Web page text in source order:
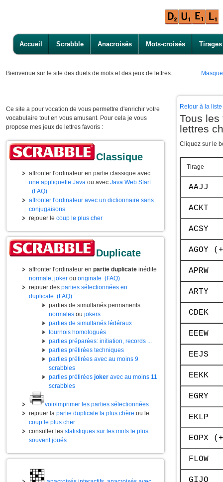
Accueil Scrabble Anacroisés Mots-croisés Tirages
Bienvenue sur le site des duels de mots et des jeux de lettres.
Ce site a pour vocation de vous permettre d'enrichir votre
vocabulaire tout en vous amusant. Pour cela je vous
propose mes jeux de lettres favoris :
Classique
affronter l'ordinateur en partie classique avec
une appliquette Java ou avec Java Web Start
(FAQ)
affronter l'ordinateur avec un dictionnaire sans
conjugaisons
rejouer le coup le plus cher
Duplicate
affronter l'ordinateur en partie duplicate inédite
normale, joker ou originale (FAQ)
rejouer des parties sélectionnées en
duplicate (FAQ)
parties de simultanés permanents
normales ou jokers
parties de simultanés fédéraux
tournois homologués
parties préparées: initiation, records ...
parties prétirées techniques
parties prétirées avec au moins 9
scrabbles
parties prétirées joker avec au moins 11
scrabbles
voir/imprimer les parties sélectionnées
rejouer la partie duplicate la plus chère ou le
coup le plus cher
consulter les statistiques sur les mots le plus
souvent joués
Retour à la
Tous
lettres
Cliquez sur le
Tirage
AAJJ
ACKT
ACSY
AGOY
APRW
ARTY
CDEK
EEEW
EEJS
EEKK
EGRY
EKLP
EOPX
FLOW
GIJO